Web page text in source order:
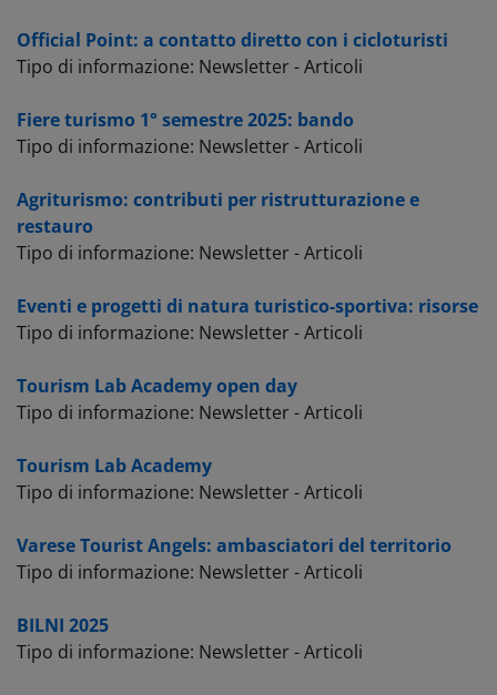
Official Point: a contatto diretto con i cicloturisti
Tipo di informazione: Newsletter - Articoli
Fiere turismo 1° semestre 2025: bando
Tipo di informazione: Newsletter - Articoli
Agriturismo: contributi per ristrutturazione e
restauro
Tipo di informazione: Newsletter - Articoli
Eventi e progetti di natura turistico-sportiva: risorse
Tipo di informazione: Newsletter - Articoli
Tourism Lab Academy open day
Tipo di informazione: Newsletter - Articoli
Tourism Lab Academy
Tipo di informazione: Newsletter - Articoli
Varese Tourist Angels: ambasciatori del territorio
Tipo di informazione: Newsletter - Articoli
BILNI 2025
Tipo di informazione: Newsletter - Articoli